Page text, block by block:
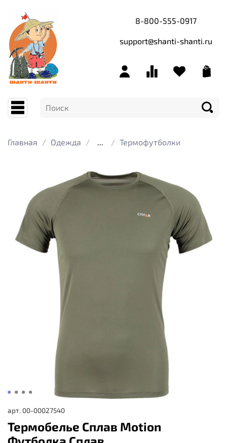
8-800-555-0917
support@shanti-shanti.ru
Главная Одежда Термофутболки
арт. 00-00027540
Термобелье Сплав Motion